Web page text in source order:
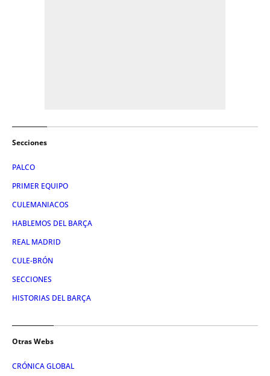
Secciones
PALCO
PRIMER EQUIPO
CULEMANIACOS
HABLEMOS DEL BARÇA
REAL MADRID
CULE-BRÓN
SECCIONES
HISTORIAS DEL BARÇA
Otras Webs
CRÓNICA GLOBAL